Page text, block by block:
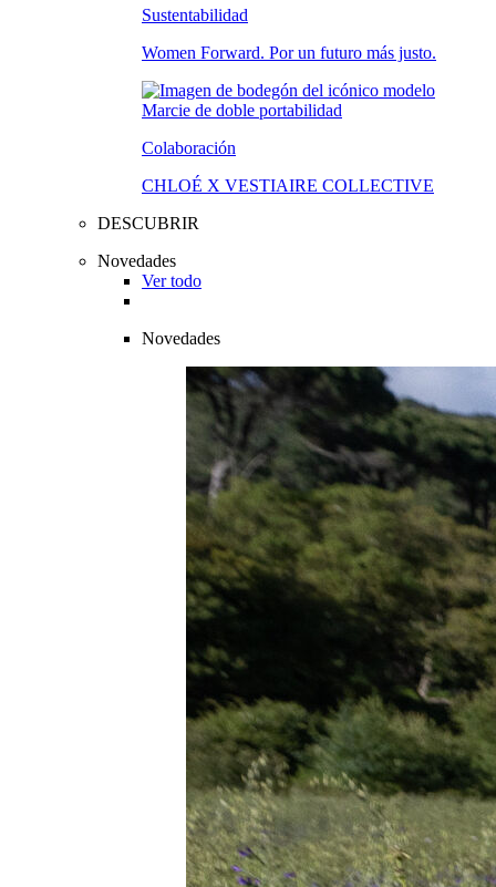
Sustentabilidad
Women Forward. Por un futuro más justo.
Colaboración
CHLOÉ X VESTIAIRE COLLECTIVE
DESCUBRIR
Novedades
Ver todo
Novedades